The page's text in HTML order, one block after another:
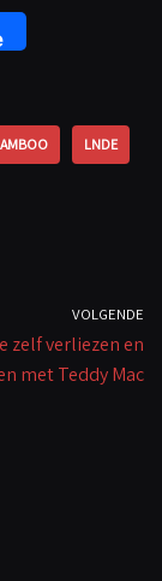
LNDE
VOLGENDE
zelf verliezen en
met Teddy Mac